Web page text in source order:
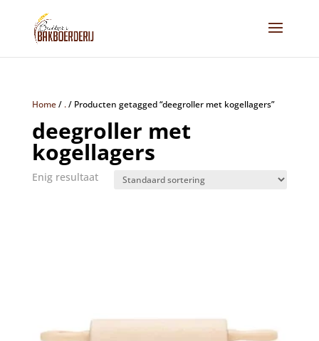
Home/ ./ Producten getagged “deegroller met kogellagers”
deegroller met
kogellagers
Enig resultaat